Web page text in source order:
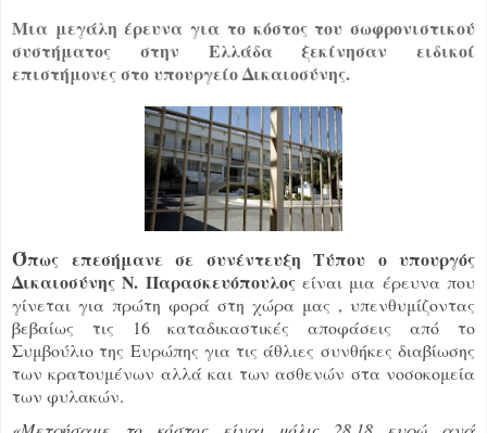
Μια μεγάλη έρευνα για το κόστος του σωφρονιστικού
συστήματος στην Ελλάδα ξεκίνησαν ειδικοί
επιστήμονες στο υπουργείο Δικαιοσύνης.
Όπως επεσήμανε σε συνέντευξη Τύπου ο υπουργός
Δικαιοσύνης Ν. Παρασκευόπουλοςείναι μια έρευνα που
γίνεται για πρώτη φορά στη χώρα μας , υπενθυμίζοντας
βεβαίως τις 16 καταδικαστικές αποφάσεις από το
Συμβούλιο της Ευρώπης για τις άθλιες συνθήκες διαβίωσης
των κρατουμένων αλλά και των ασθενών στα νοσοκομεία
των φυλακών.